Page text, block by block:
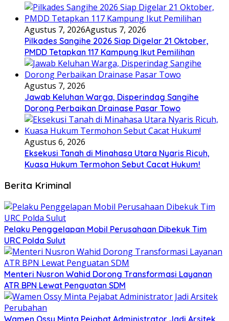
Agustus 7, 2026Agustus 7, 2026
Pilkades Sangihe 2026 Siap Digelar 21 Oktober,
PMDD Tetapkan 117 Kampung Ikut Pemilihan
Agustus 7, 2026
Jawab Keluhan Warga, Disperindag Sangihe
Dorong Perbaikan Drainase Pasar Towo
Agustus 6, 2026
Eksekusi Tanah di Minahasa Utara Nyaris Ricuh,
Kuasa Hukum Termohon Sebut Cacat Hukum!
Berita Kriminal
​Pelaku Penggelapan Mobil Perusahaan Dibekuk Tim
URC Polda Sulut
​Menteri Nusron Wahid Dorong Transformasi Layanan
ATR BPN Lewat Penguatan SDM
Wamen Ossy Minta Pejabat Administrator Jadi Arsitek